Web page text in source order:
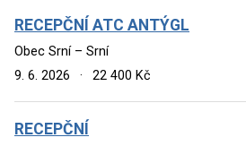
RECEPČNÍ ATC ANTÝGL
Obec Srní – Srní
9. 6. 2026
· 22 400 Kč
RECEPČNÍ